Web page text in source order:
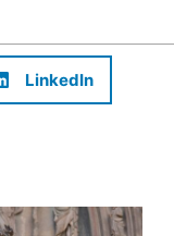
LinkedIn